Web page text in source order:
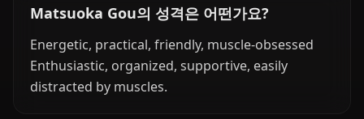
Matsuoka Gou의 성격은 어떤가요?
Energetic, practical, friendly, muscle-obsessed
Enthusiastic, organized, supportive, easily
distracted by muscles.